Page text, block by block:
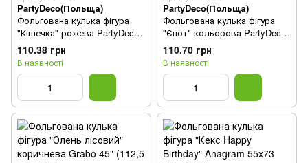
PartyDeco(Польща)
Фольгована кулька фігура
"Кішечка" рожева PartyDeco
48х36 см.(1шт.)
110.38 грн
В наявності
PartyDeco(Польща)
Фольгована кулька фігура
"Єнот" кольорова PartyDeco
59х39 см.(1шт.)
110.70 грн
В наявності